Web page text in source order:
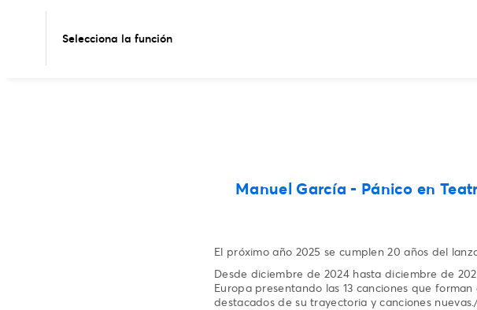
Selecciona la función
Manuel García - Pánico en
El próximo año 2025 se cumplen 20 años del
Desde diciembre de 2024 hasta diciembre de
Europa presentando las 13 canciones que
destacados de su trayectoria y canciones